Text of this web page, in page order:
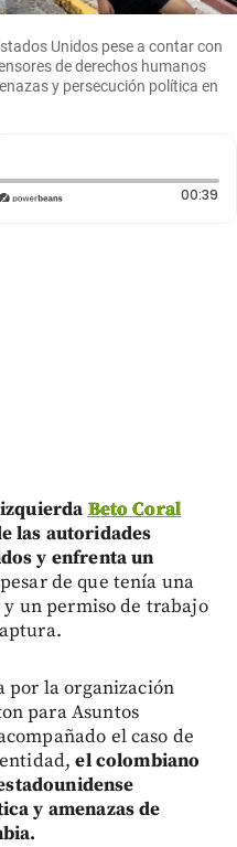
Unidos pese a contar con
de derechos humanos
y persecución política en
0 segundos 00:39
Beto Coral
las autoridades
y enfrenta un
de que tenía una
un permiso de trabajo
por la organización
para Asuntos
el caso de
el colombiano
y amenazas de